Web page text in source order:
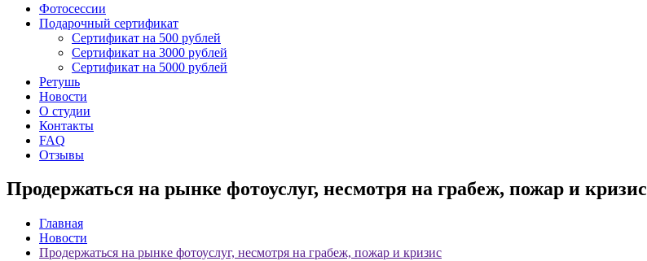
Фотосессии
Подарочный сертификат
Сертификат на 500 рублей
Сертификат на 3000 рублей
Сертификат на 5000 рублей
Ретушь
Новости
О студии
Контакты
FAQ
Отзывы
Продержаться на рынке фотоуслуг, несмотря на грабеж, пожар и кризис
Главная
Новости
Продержаться на рынке фотоуслуг, несмотря на грабеж, пожар и кризис